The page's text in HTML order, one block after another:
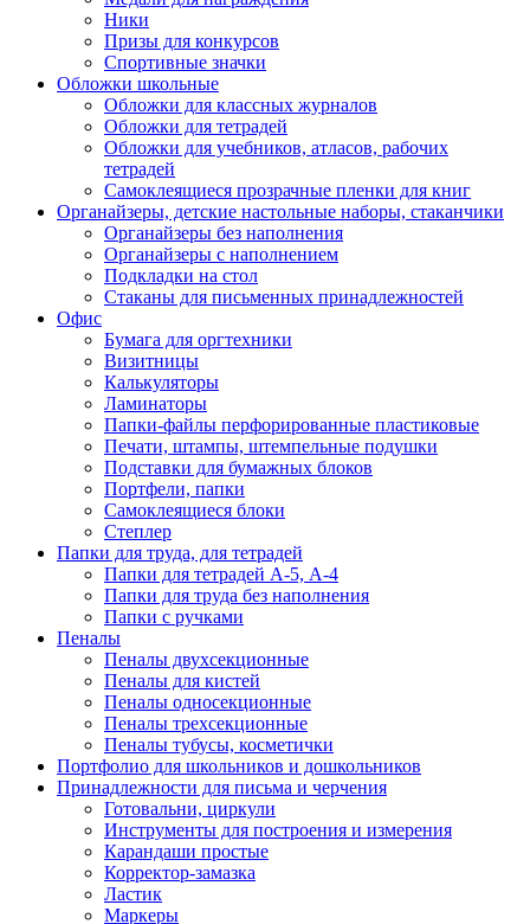
Ники
Призы для конкурсов
Спортивные значки
Обложки школьные
Обложки для классных журналов
Обложки для тетрадей
Обложки для учебников, атласов, рабочих
тетрадей
Самоклеящиеся прозрачные пленки для книг
Органайзеры, детские настольные наборы, стаканчики
Органайзеры без наполнения
Органайзеры с наполнением
Подкладки на стол
Стаканы для письменных принадлежностей
Офис
Бумага для оргтехники
Визитницы
Калькуляторы
Ламинаторы
Папки-файлы перфорированные пластиковые
Печати, штампы, штемпельные подушки
Подставки для бумажных блоков
Портфели, папки
Самоклеящиеся блоки
Степлер
Папки для труда, для тетрадей
Папки для тетрадей А-5, А-4
Папки для труда без наполнения
Папки с ручками
Пеналы
Пеналы двухсекционные
Пеналы для кистей
Пеналы односекционные
Пеналы трехсекционные
Пеналы тубусы, косметички
Портфолио для школьников и дошкольников
Принадлежности для письма и черчения
Готовальни, циркули
Инструменты для построения и измерения
Карандаши простые
Корректор-замазка
Ластик
Маркеры